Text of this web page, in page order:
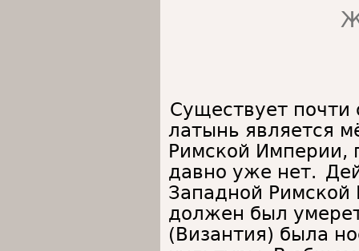
Существует
латынь является
Римской Империи,
давно уже нет.
Западной Римской
должен был
(Византия) была